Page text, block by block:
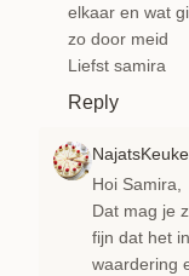
elkaar en wat
zo door meid
Liefst samira
Reply
Hoi Samira,
Dat mag je
fijn dat het
waardering